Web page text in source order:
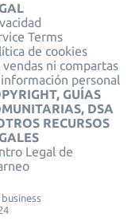
Terms
de cookies
vendas ni compartas
personal
GUÍAS
DSA
RECURSOS
Legal de